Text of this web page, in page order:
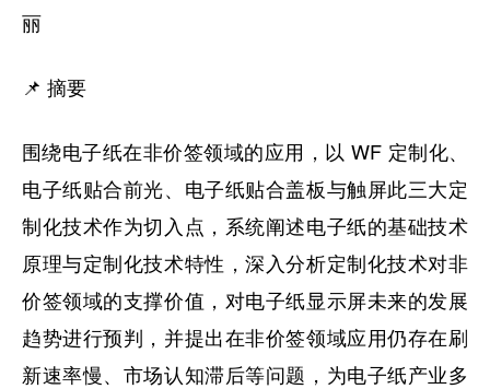
丽
📌 摘要
围绕电子纸在非价签领域的应用，以 WF 定制化、
电子纸贴合前光、电子纸贴合盖板与触屏此三大定
制化技术作为切入点，系统阐述电子纸的基础技术
原理与定制化技术特性，深入分析定制化技术对非
价签领域的支撑价值，对电子纸显示屏未来的发展
趋势进行预判，并提出在非价签领域应用仍存在刷
新速率慢、市场认知滞后等问题，为电子纸产业多